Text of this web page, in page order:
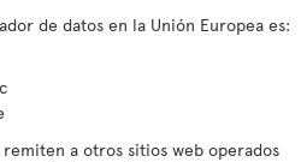
de datos en la Unión Europea es:
a otros sitios web operados